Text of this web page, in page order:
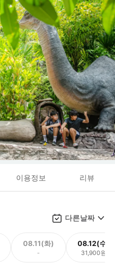
이용정보 리뷰
다른날짜
08.11(화)
-
08.12(수)
31,900원